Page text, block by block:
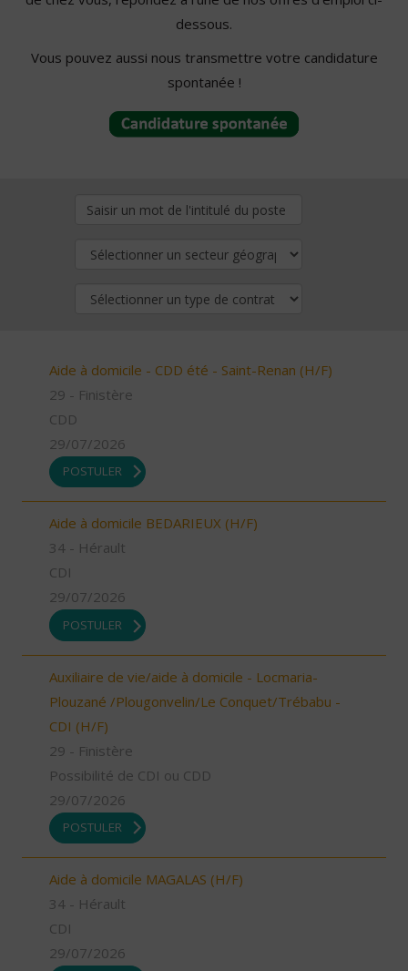
dessous.
Vous pouvez aussi nous transmettre votre candidature
spontanée !
Aide à domicile - CDD été - Saint-Renan (H/F)
29 - Finistère
CDD
29/07/2026
POSTULER
Aide à domicile BEDARIEUX (H/F)
34 - Hérault
CDI
29/07/2026
POSTULER
Auxiliaire de vie/aide à domicile - Locmaria-
Plouzané /Plougonvelin/Le Conquet/Trébabu -
CDI (H/F)
29 - Finistère
Possibilité de CDI ou CDD
29/07/2026
POSTULER
Aide à domicile MAGALAS (H/F)
34 - Hérault
CDI
29/07/2026